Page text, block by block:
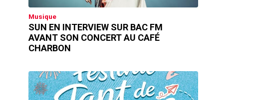
Musique
SUN EN INTERVIEW SUR BAC FM
AVANT SON CONCERT AU CAFÉ
CHARBON